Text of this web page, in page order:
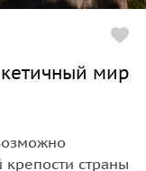
мир
крепости страны